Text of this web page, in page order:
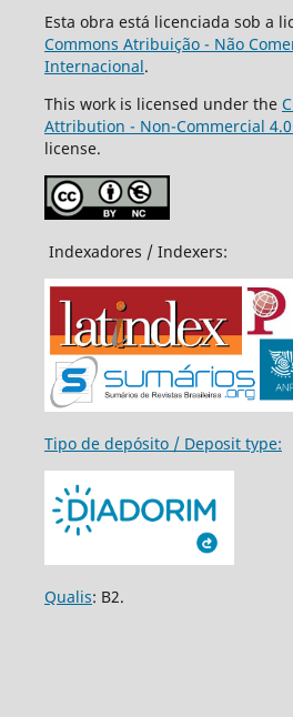
Esta obra está licenciada sob a
Commons Atribuição - Não
Internacional.
This work is licensed under the
Attribution - Non-Commercial
license.
Indexadores / Indexers:
Tipo de depósito / Deposit type:
Qualis: B2.